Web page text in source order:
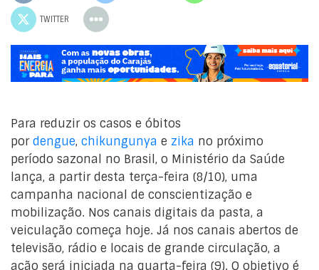
TWITTER
Para reduzir os casos e óbitos
pordengue, chikungunya e zika no próximo
período sazonal no Brasil, o Ministério da Saúde
lança, a partir desta terça-feira (8/10), uma
campanha nacional de conscientização e
mobilização. Nos canais digitais da pasta, a
veiculação começa hoje. Já nos canais abertos de
televisão, rádio e locais de grande circulação, a
ação será iniciada na quarta-feira (9). O objetivo é